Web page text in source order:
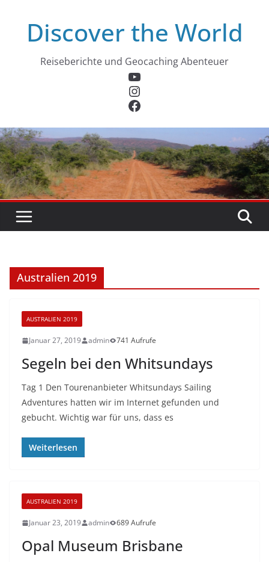
springenDiscover the World
Reiseberichte und Geocaching Abenteuer
YouTube
Instagram
Facebook
Australien 2019
AUSTRALIEN 2019
Januar 27, 2019 admin 741 Aufrufe
Segeln bei den Whitsundays
Tag 1 Den Tourenanbieter Whitsundays Sailing
Adventures hatten wir im Internet gefunden und
gebucht. Wichtig war für uns, dass es
Weiterlesen
AUSTRALIEN 2019
Januar 23, 2019 admin 689 Aufrufe
Opal Museum Brisbane